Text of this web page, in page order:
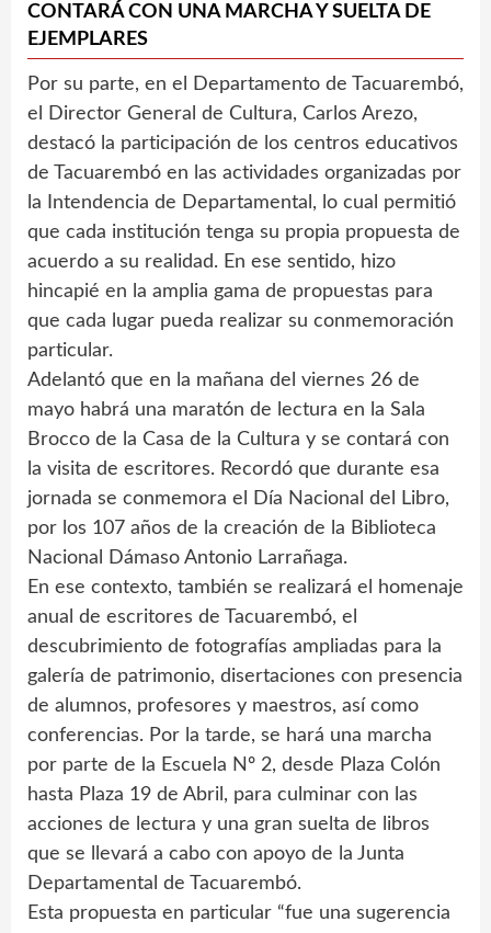
CONTARÁ CON UNA MARCHA Y SUELTA DE
EJEMPLARES
Por su parte, en el Departamento de Tacuarembó,
el Director General de Cultura, Carlos Arezo,
destacó la participación de los centros educativos
de Tacuarembó en las actividades organizadas por
la Intendencia de Departamental, lo cual permitió
que cada institución tenga su propia propuesta de
acuerdo a su realidad. En ese sentido, hizo
hincapié en la amplia gama de propuestas para
que cada lugar pueda realizar su conmemoración
particular.
Adelantó que en la mañana del viernes 26 de
mayo habrá una maratón de lectura en la Sala
Brocco de la Casa de la Cultura y se contará con
la visita de escritores. Recordó que durante esa
jornada se conmemora el Día Nacional del Libro,
por los 107 años de la creación de la Biblioteca
Nacional Dámaso Antonio Larrañaga.
En ese contexto, también se realizará el homenaje
anual de escritores de Tacuarembó, el
descubrimiento de fotografías ampliadas para la
galería de patrimonio, disertaciones con presencia
de alumnos, profesores y maestros, así como
conferencias. Por la tarde, se hará una marcha
por parte de la Escuela Nº 2, desde Plaza Colón
hasta Plaza 19 de Abril, para culminar con las
acciones de lectura y una gran suelta de libros
que se llevará a cabo con apoyo de la Junta
Departamental de Tacuarembó.
Esta propuesta en particular “fue una sugerencia